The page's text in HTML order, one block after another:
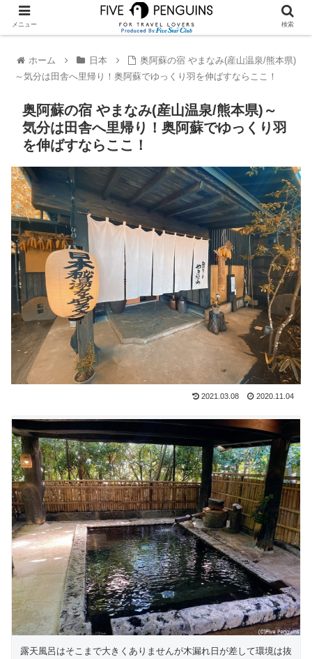
ホーム 日本
奥阿蘇の宿 やまなみ(産山温泉/熊本県)
～気分は田舎へ里帰り！奥阿蘇でゆっくり羽を伸ばすならここ！
奥阿蘇の宿 やまなみ(産山温泉/熊本県)～
気分は田舎へ里帰り！奥阿蘇でゆっくり羽
を伸ばすならここ！
2021.03.08 2020.11.04
露天風呂はそこまで大きくありませんが木漏れ日が差して環境は抜
メニュー 検索